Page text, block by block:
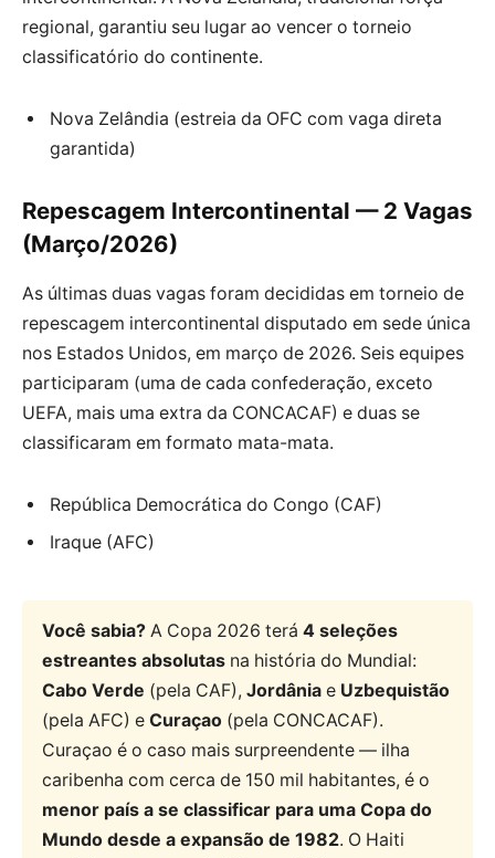
regional, garantiu seu lugar ao vencer o torneio
classificatório do continente.
Nova Zelândia (estreia da OFC com vaga direta
garantida)
Repescagem Intercontinental — 2 Vagas
(Março/2026)
As últimas duas vagas foram decididas em torneio de
repescagem intercontinental disputado em sede única
nos Estados Unidos, em março de 2026. Seis equipes
participaram (uma de cada confederação, exceto
UEFA, mais uma extra da CONCACAF) e duas se
classificaram em formato mata-mata.
República Democrática do Congo (CAF)
Iraque (AFC)
Você sabia?A Copa 2026 terá 4 seleções
estreantes absolutasna história do Mundial:
Cabo Verde (pela CAF), Jordâniae Uzbequistão
(pela AFC) e Curaçao(pela CONCACAF).
Curaçao é o caso mais surpreendente — ilha
caribenha com cerca de 150 mil habitantes, é o
menor país a se classificar para uma Copa do
Mundo desde a expansão de 1982. O Haiti